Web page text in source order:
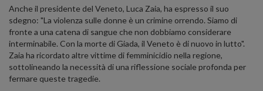
Anche il presidente del Veneto, Luca Zaia, ha espresso il suo
sdegno: "La violenza sulle donne è un crimine orrendo. Siamo di
fronte a una catena di sangue che non dobbiamo considerare
interminabile. Con la morte di Giada, il Veneto è di nuovo in lutto".
Zaia ha ricordato altre vittime di femminicidio nella regione,
sottolineando la necessità di una riflessione sociale profonda per
fermare queste tragedie.